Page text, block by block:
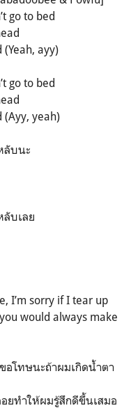
go to bed
(Yeah, ayy)
go to bed
(Ayy, yeah)
ลับนะ
บเลย
I’m sorry if I tear up
would always make
โทษนะถ้าผมเกิดน้ำตา
ยทำให้ผมรู้สึกดีขึ้นเสมอ